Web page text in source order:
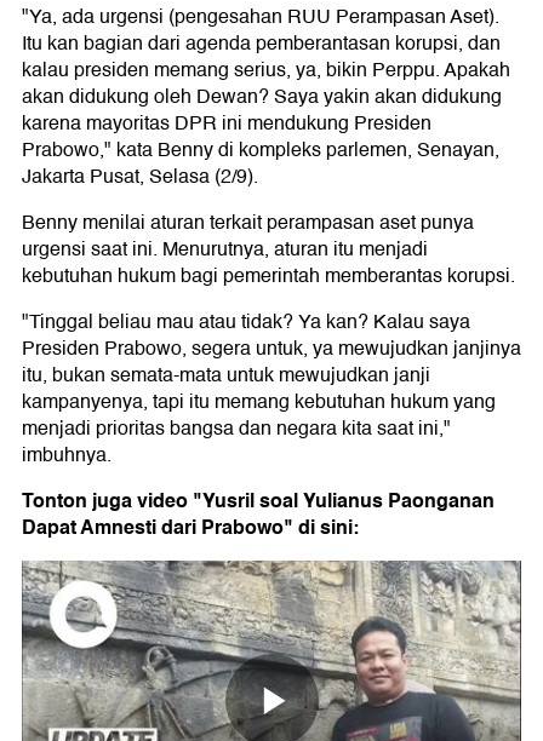
"Ya, ada urgensi (pengesahan RUU Perampasan Aset).
Itu kan bagian dari agenda pemberantasan korupsi, dan
kalau presiden memang serius, ya, bikin Perppu. Apakah
akan didukung oleh Dewan? Saya yakin akan didukung
karena mayoritas DPR ini mendukung Presiden
Prabowo," kata Benny di kompleks parlemen, Senayan,
Jakarta Pusat, Selasa (2/9).
Benny menilai aturan terkait perampasan aset punya
urgensi saat ini. Menurutnya, aturan itu menjadi
kebutuhan hukum bagi pemerintah memberantas korupsi.
"Tinggal beliau mau atau tidak? Ya kan? Kalau saya
Presiden Prabowo, segera untuk, ya mewujudkan janjinya
itu, bukan semata-mata untuk mewujudkan janji
kampanyenya, tapi itu memang kebutuhan hukum yang
menjadi prioritas bangsa dan negara kita saat ini,"
imbuhnya.
Tonton juga video "Yusril soal Yulianus Paonganan
Dapat Amnesti dari Prabowo" di sini: